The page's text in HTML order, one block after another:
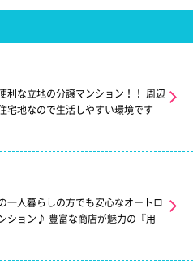
利な立地の分譲マンション！！ 周辺
宅地なので生活しやすい環境です
一人暮らしの方でも安心なオートロ
ション♪ 豊富な商店が魅力の『用